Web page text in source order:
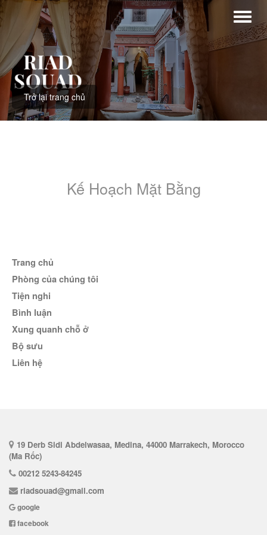
Trở lại trang chủ
Kế Hoạch Mặt Bằng
Trang chủ
Phòng của chúng tôi
Tiện nghi
bình luận
Xung quanh chỗ ở
bộ sưu
liên hệ
19 Derb Sidi Abdelwasaa, Medina, 44000 Marrakech, Morocco
(Ma Rốc)
00212 5243-84245
riadsouad@gmail.com
google
facebook